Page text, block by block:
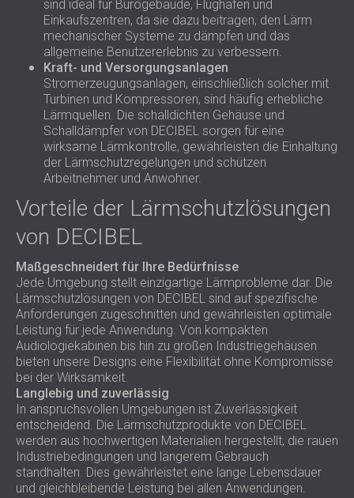
sind ideal für Bürogebäude, Flughäfen und
Einkaufszentren, da sie dazu beitragen, den Lärm
mechanischer Systeme zu dämpfen und das
allgemeine Benutzererlebnis zu verbessern.
Kraft- und Versorgungsanlagen
Stromerzeugungsanlagen, einschließlich solcher mit
Turbinen und Kompressoren, sind häufig erhebliche
Lärmquellen. Die schalldichten Gehäuse und
Schalldämpfer von DECIBEL sorgen für eine
wirksame Lärmkontrolle, gewährleisten die Einhaltung
der Lärmschutzregelungen und schützen
Arbeitnehmer und Anwohner.
Vorteile der Lärmschutzlösungen
von DECIBEL
Maßgeschneidert für Ihre Bedürfnisse
Jede Umgebung stellt einzigartige Lärmprobleme dar. Die
Lärmschutzlösungen von DECIBEL sind auf spezifische
Anforderungen zugeschnitten und gewährleisten optimale
Leistung für jede Anwendung. Von kompakten
Audiologiekabinen bis hin zu großen Industriegehäusen
bieten unsere Designs eine Flexibilität ohne Kompromisse
bei der Wirksamkeit.
Langlebig und zuverlässig
In anspruchsvollen Umgebungen ist Zuverlässigkeit
entscheidend. Die Lärmschutzprodukte von DECIBEL
werden aus hochwertigen Materialien hergestellt, die rauen
Industriebedingungen und längerem Gebrauch
standhalten. Dies gewährleistet eine lange Lebensdauer
und gleichbleibende Leistung bei allen Anwendungen.